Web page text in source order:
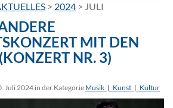
> 2024 > JULI
MIT DEN
NR. 3)
Juli 2024 in der Kategorie Musik_|_Kunst_|_Kultur